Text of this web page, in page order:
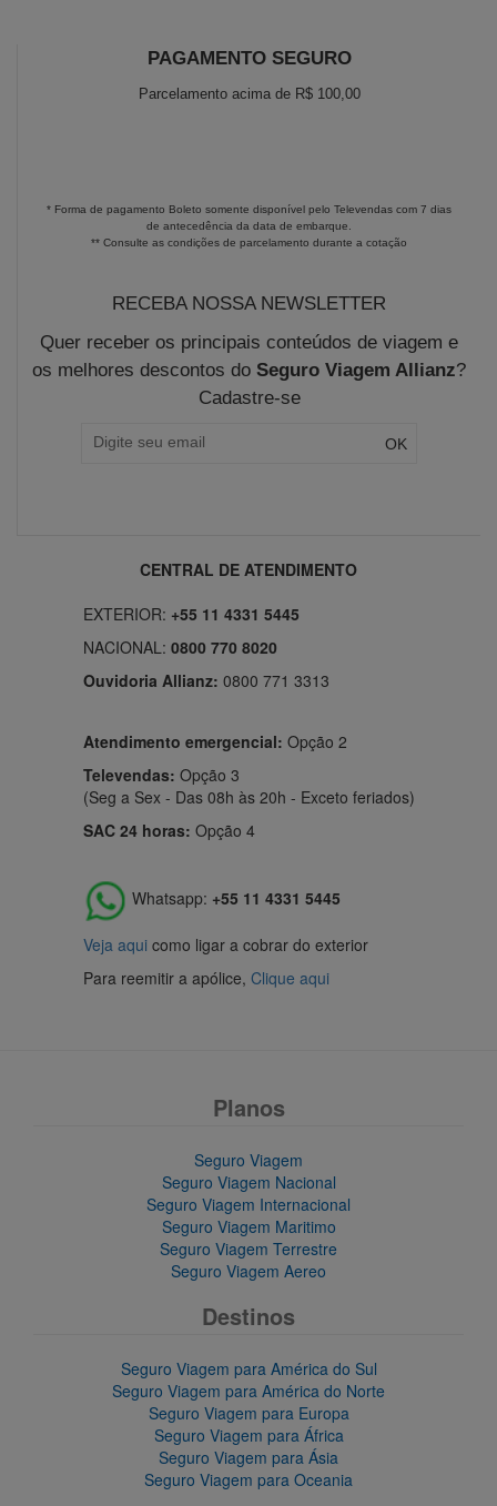
PAGAMENTO SEGURO
Parcelamento acima de R$ 100,00
* Forma de pagamento Boleto somente disponível pelo Televendas com 7 dias
de antecedência da data de embarque.
** Consulte as condições de parcelamento durante a cotação
RECEBA NOSSA NEWSLETTER
Quer receber os principais conteúdos de viagem e
os melhores descontos do Seguro Viagem Allianz?
Cadastre-se
CENTRAL DE ATENDIMENTO
EXTERIOR: +55 11 4331 5445
NACIONAL: 0800 770 8020
Ouvidoria Allianz: 0800 771 3313
Atendimento emergencial: Opção 2
Televendas: Opção 3
(Seg a Sex - Das 08h às 20h - Exceto feriados)
SAC 24 horas: Opção 4
Whatsapp: +55 11 4331 5445
Veja aqui como ligar a cobrar do exterior
Para reemitir a apólice, Clique aqui
Planos
Seguro Viagem
Seguro Viagem Nacional
Seguro Viagem Internacional
Seguro Viagem Maritimo
Seguro Viagem Terrestre
Seguro Viagem Aereo
Destinos
Seguro Viagem para América do Sul
Seguro Viagem para América do Norte
Seguro Viagem para Europa
Seguro Viagem para África
Seguro Viagem para Ásia
Seguro Viagem para Oceania